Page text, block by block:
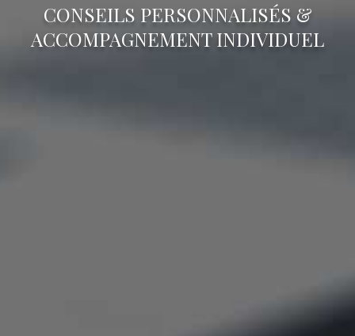
CONSEILS PERSONNALISÉS &
ACCOMPAGNEMENT INDIVIDUEL